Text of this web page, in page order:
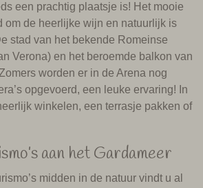
een prachtig plaatsje is! Het mooie
om de heerlijke wijn en natuurlijk is
stad van het bekende Romeinse
Verona) en het beroemde balkon van
worden er in de Arena nog
opgevoerd, een leuke ervaring! In
winkelen, een terrasje pakken of
aan het Gardameer
midden in de natuur vindt u al